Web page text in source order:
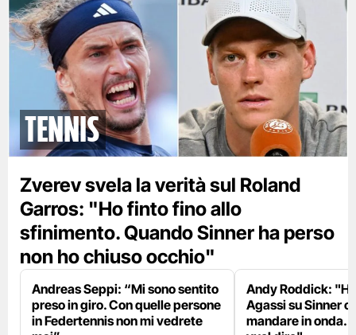
tennis
Zverev svela la verità sul Roland
Garros: "Ho finto fino allo
sfinimento. Quando Sinner ha perso
non ho chiuso occhio"
Andreas Seppi: “Mi sono sentito
preso in giro. Con quelle persone
in Federtennis non mi vedrete
Andy Roddick:
Agassi su Sinner
mandare in onda.